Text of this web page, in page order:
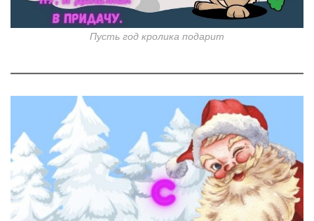
Пусть год кролика подарит